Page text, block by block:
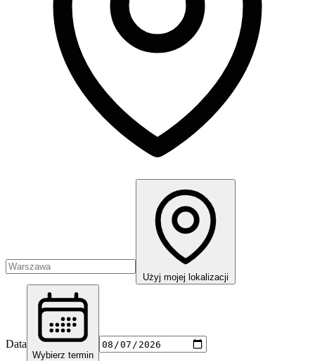
Użyj mojej lokalizacji
Data
Wybierz termin